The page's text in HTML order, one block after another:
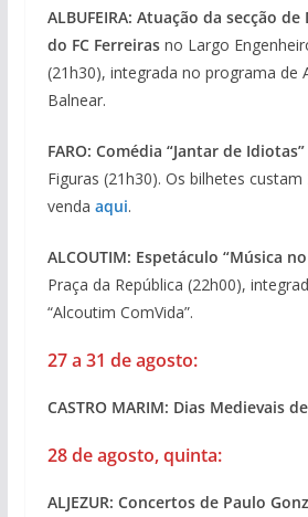
ALBUFEIRA: Atuação da secção
do FC Ferreirasno Largo
(21h30), integrada no programa de
Balnear.
FARO: Comédia “Jantar de Idiotas”
Figuras (21h30). Os bilhetes
venda aqui.
ALCOUTIM: Espetáculo “Música
Praça da República (22h00),
“Alcoutim ComVida”.
27 a 31 de agosto:
CASTRO MARIM: Dias Medievais
28 de agosto, quinta:
ALJEZUR: Concertos de Paulo